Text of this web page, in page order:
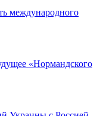
международного
«Нормандского